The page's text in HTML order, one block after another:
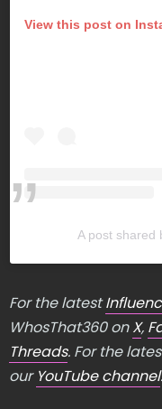
View this post on
A post shared
For the latest
WhosThat360 onX,
Threads. For the
our YouTube channel.